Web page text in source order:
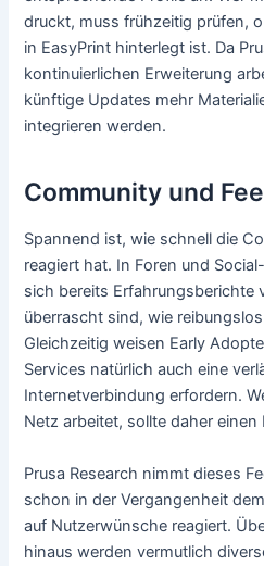
druckt, muss frühzeitig prüfen,
in EasyPrint hinterlegt ist. Da
kontinuierlichen Erweiterung
künftige Updates mehr
integrieren werden.
Community und
Spannend ist, wie schnell die
reagiert hat. In Foren und
sich bereits Erfahrungsberichte
überrascht sind, wie
Gleichzeitig weisen Early
Services natürlich auch eine
Internetverbindung erfordern.
Netz arbeitet, sollte daher einen
Prusa Research nimmt dieses
schon in der Vergangenheit
auf Nutzerwünsche reagiert.
hinaus werden vermutlich